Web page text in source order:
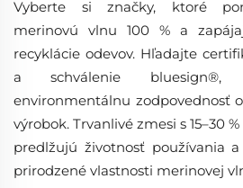
Vyberte si značky, ktoré
merinovú vlnu 100 % a
recyklácie odevov. Hľadajte
a schválenie bluesign®,
environmentálnu zodpovednosť
výrobok. Trvanlivé zmesi s 15–30
predlžujú životnosť používania
prirodzené vlastnosti merinovej